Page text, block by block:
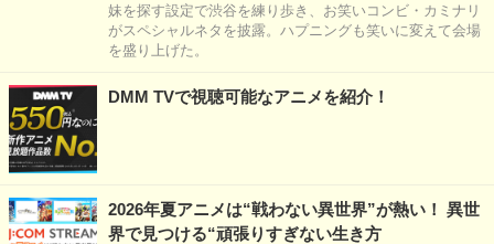
妹を探す設定で渋谷を練り歩き、お笑いコンビ・カミナリ
がスペシャルネタを披露。ハプニングも笑いに変えて会場
を盛り上げた。
DMM TVで視聴可能なアニメを紹介！
2026年夏アニメは“戦わない異世界”が熱い！ 異世
界で見つける“頑張りすぎない生き方